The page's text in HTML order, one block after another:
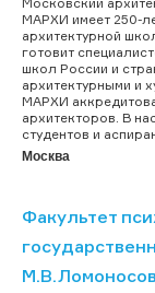
МАРХИ имеет 250-
архитектурной
готовит
школ России и
архитектурными и
МАРХИ
архитекторов. В
студентов и
Москва
Факультет